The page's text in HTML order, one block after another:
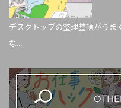
デスクトップの整理整頓がうま
な...